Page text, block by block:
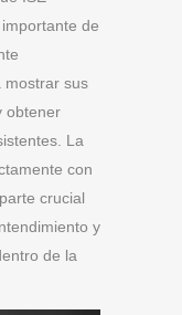
de
mostrar sus
obtener
La
con
crucial
y
de la